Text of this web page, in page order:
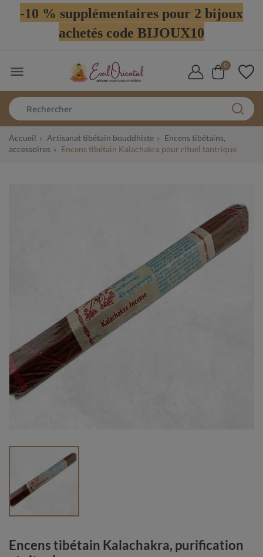
-10 % supplémentaires pour 2 bijoux
achetés code BIJOUX10
 0
Accueil Artisanat tibétain bouddhiste
Encens tibétains,
accessoires
Encens tibétain Kalachakra pour rituel tantrique
Encens tibétain Kalachakra, purification